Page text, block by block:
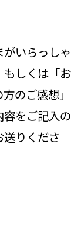
いらっしゃ
しくは「お
のご感想」
をご記入の
りくださ